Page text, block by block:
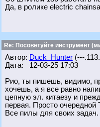
Да, в ролике electric
Re: Посоветуйте инструмент
Автор: Duck_Hunter (---
Дата: 12-03-25 17:03
Рио, ты пишешь, видимо,
хочешь, а я все равно
цепную эл. китаезу и
первая. Просто очередной
Все пилы для своих